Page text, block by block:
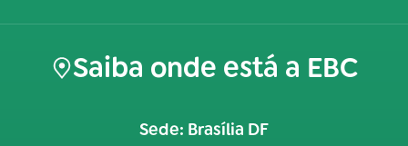
Saiba onde está a EBC
Sede: Brasília DF